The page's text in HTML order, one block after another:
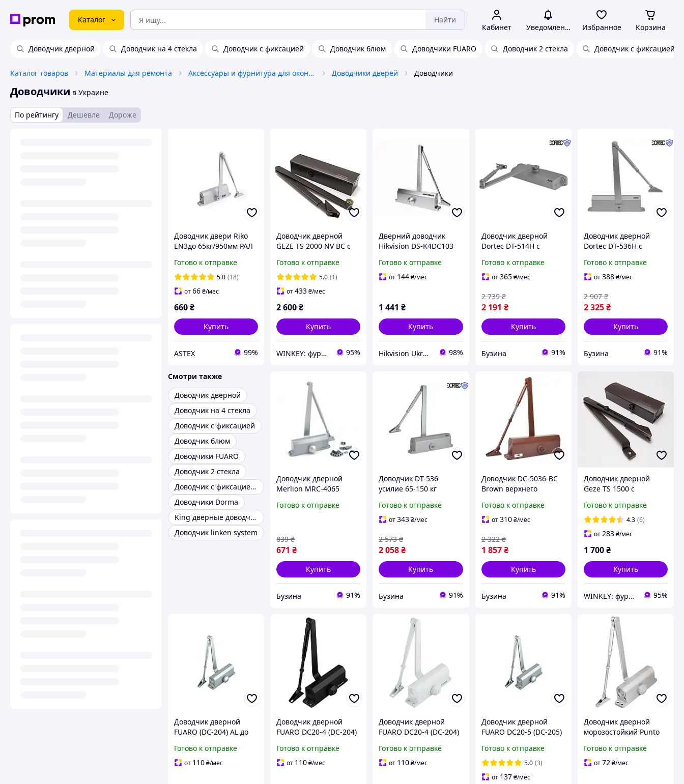
Каталог Найти
Кабинет Уведомления Избранное Корзина
Доводчик дверной Доводчик на 4 стекла Доводчик с фиксацией Доводчик блюм Доводчики FUARO Доводчик 2 стекла Доводчик с фиксацией
Каталог товаров Материалы для ремонта Аксессуары и фурнитура для окон и дверей Доводчики дверей Доводчики
Доводчики в Украине
По рейтингу Дешевле Дороже
Доводчик двери Riko
EN3до 65кг/950мм РАЛ
Готово к отправке
5.0 (18)
от66₴/мес
660₴
Купить
ASTEX 99%
Доводчик дверной
GEZE TS 2000 NV BC с
коричневый
Готово к отправке
5.0 (1)
от433₴/мес
2 600₴
Купить
WINKEY: фурнитура для окон и дверей 95%
Дверний доводчик
Hikvision DS-K4DC103
Готово к отправке
от 144₴/мес
1 441 ₴
Купить
Hikvision Ukraine 98%
Доводчик дверной
Dortec DT-514H с
положении 45-85 кг
248x45x72 мм серебро
Готово к отправке
от365 ₴/мес
2 191 ₴
2 739 ₴
Купить
Бузина 91%
Доводчик дверной
Dortec DT-536H с
положении 65-150 кг
248x45x72 мм серебро
Готово к отправке
от388₴/мес
2 325₴
2 907 ₴
Купить
Бузина 91%
Смотри также
Доводчик дверной
Доводчик на 4 стекла
Доводчик с фиксацией
Доводчик блюм
Доводчики FUARO
Доводчик 2 стекла
Доводчик с фиксацией открытого положения
Доводчики Dorma
King дверные доводчики
Доводчик linken system
Доводчик дверной
Merlion MRC-4065
х 250 мм серебро
Готово к отправке
671 ₴
839 ₴
Купить
Бузина 91%
Доводчик DT-536
усилие 65-150 кг
серебро buzyna
Готово к отправке
от343₴/мес
2 058₴
2 573 ₴
Купить
Бузина 91%
Доводчик DC-5036-BC
Brown верхнего
передачей вес от 60 до
120 кг, от -30°C до
Готово к отправке
от310 ₴/мес
1 857 ₴
2 322 ₴
Купить
Бузина 91%
Доводчик дверной
Geze TS 1500 с
коричневый
Готово к отправке
4.3 (6)
от283₴/мес
1 700₴
Купить
WINKEY: фурнитура для окон и дверей 95%
Доводчик дверной
FUARO (DC-204) AL до
Готово к отправке
от 110₴/мес
Доводчик дверной
FUARO DC20-4 (DC-204)
Готово к отправке
от 110₴/мес
Доводчик дверной
FUARO DC20-4 (DC-204)
Готово к отправке
от 110₴/мес
Доводчик дверной
FUARO DC20-5 (DC-205)
(алюминий)
Готово к отправке
5.0 (3)
от 137 ₴/мес
Доводчик дверной
морозостойкий Punto
(алюминий)
Готово к отправке
от72 ₴/мес